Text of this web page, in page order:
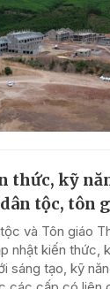
thức, kỹ
tộc, tôn
và Tôn giáo
nhật kiến thức,
sáng tạo, kỹ